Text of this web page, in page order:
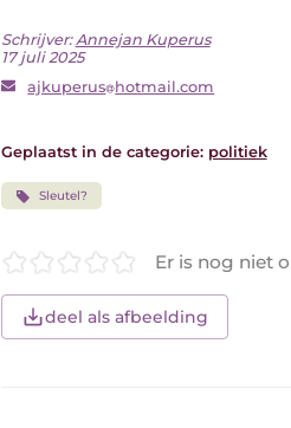
Schrijver: Annejan Kuperus
17 juli 2025
ajkuperus hotmail.com
Geplaatst in de categorie: politiek
Sleutel?
Er is nog niet
deel als afbeelding